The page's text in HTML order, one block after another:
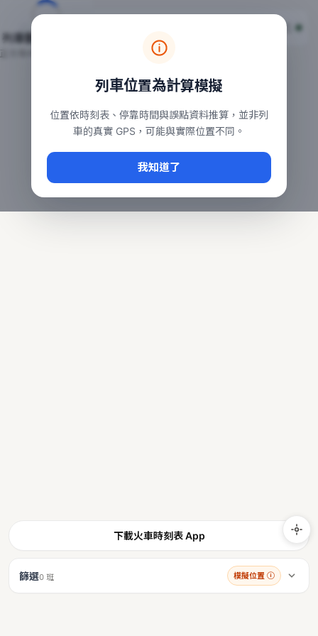
台鐵列車即時位置地圖
本頁顯示目前全台鐵運行中的列車位置，涵蓋自強、普悠瑪、
常用查詢：
、台中車站即時動態
台鐵即時動態
下載火車時刻表 App
篩選0 班 模擬位置 ⓘ
列車位置為計算模擬
位置依時刻表、停靠時間與誤點資料推算，並非列
車的真實 GPS，可能與實際位置不同。
我知道了
列車動態載入中…